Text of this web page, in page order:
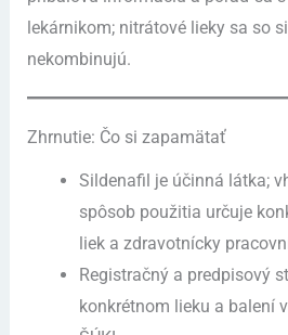
lekárnikom; nitrátové lieky sa so
nekombinujú.
Zhrnutie: Čo si zapamätať
Sildenafil je účinná látka;
spôsob použitia určuje
liek a zdravotnícky
Registračný a predpisový
konkrétnom lieku a balení